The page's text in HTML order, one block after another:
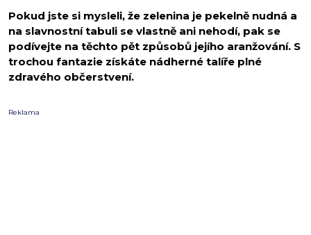
Pokud jste si mysleli, že zelenina je pekelně nudná a
na slavnostní tabuli se vlastně ani nehodí, pak se
podívejte na těchto pět způsobů jejího aranžování. S
trochou fantazie získáte nádherné talíře plné
zdravého občerstvení.
Reklama